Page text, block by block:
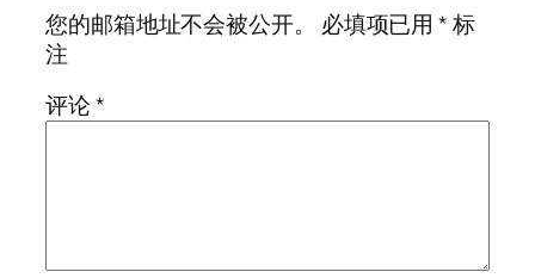
您的邮箱地址不会被公开。
必填项已用*标
注
评论*